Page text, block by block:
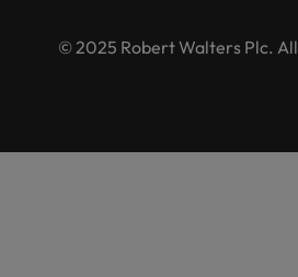
© 2025 Robert Walters Plc.